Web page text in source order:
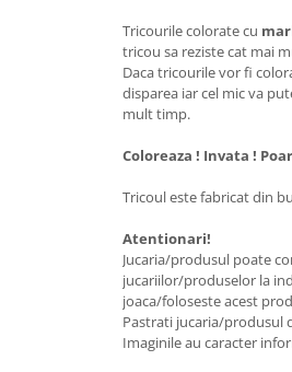
Tricourile colorate cu
tricou sa reziste cat mai
Daca tricourile vor fi
disparea iar cel mic va
mult timp.
Coloreaza ! Invata !
Tricoul este fabricat din
Atentionari!
Jucaria/produsul poate
jucariilor/produselor la
joaca/foloseste acest
Pastrati jucaria/produsul
Imaginile au caracter